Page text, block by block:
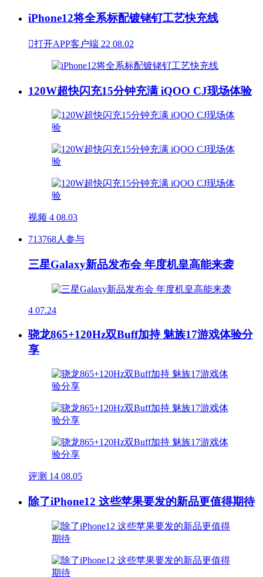
iPhone12将全系标配镀铑钌工艺快充线
打开APP客户端 22 08.02
120W超快闪充15分钟充满 iQOO CJ现场体验
视频 4 08.03
713768人参与
三星Galaxy新品发布会 年度机皇高能来袭
4 07.24
骁龙865+120Hz双Buff加持 魅族17游戏体验分
享
评测 14 08.05
除了iPhone12 这些苹果要发的新品更值得期待